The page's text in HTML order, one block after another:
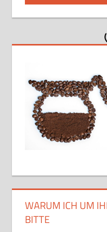
WARUM ICH UM
BITTE